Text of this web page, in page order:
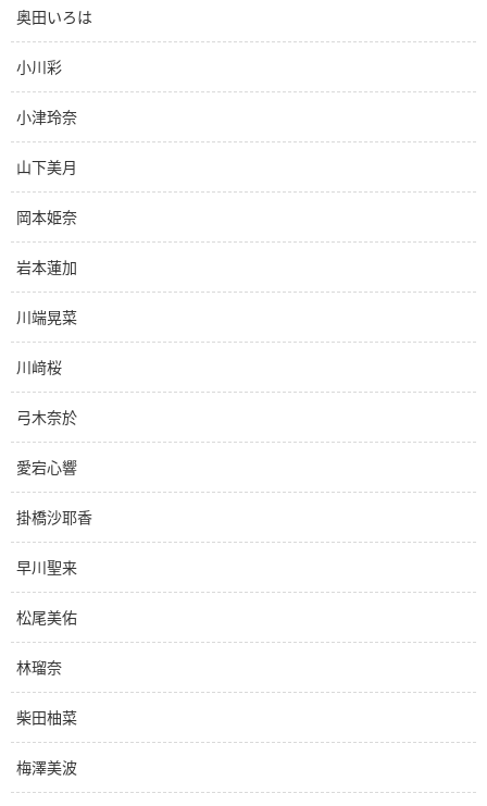
奥田いろは
小川彩
小津玲奈
山下美月
岡本姫奈
岩本蓮加
川端晃菜
川﨑桜
弓木奈於
愛宕心響
掛橋沙耶香
早川聖来
松尾美佑
林瑠奈
柴田柚菜
梅澤美波